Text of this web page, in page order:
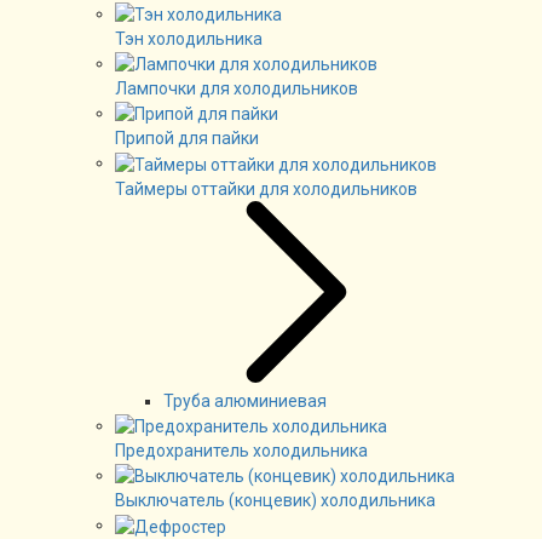
Тэн холодильника
Лампочки для холодильников
Припой для пайки
Таймеры оттайки для холодильников
Труба алюминиевая
Предохранитель холодильника
Выключатель (концевик) холодильника